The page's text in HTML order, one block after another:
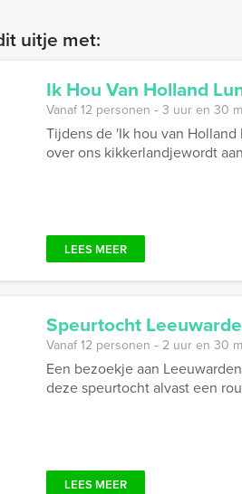
uitje met:
Ik Hou Van Holland
Vanaf 12 personen ‐ 3 uur en 30
Tijdens de 'Ik hou van
over ons kikkerlandjewordt
LEES MEER
Speurtocht
Vanaf 12 personen ‐ 2 uur en 30
Een bezoekje aan
deze speurtocht alvast een
LEES MEER